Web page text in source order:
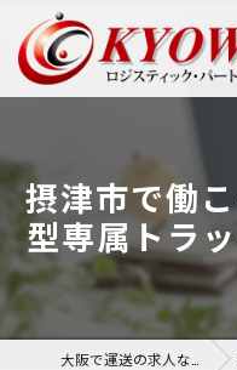
摂津市で働
型専属トラ